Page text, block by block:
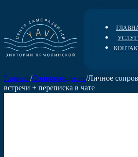
Главная/Сопровождение/Личное
встречи + переписка в чате